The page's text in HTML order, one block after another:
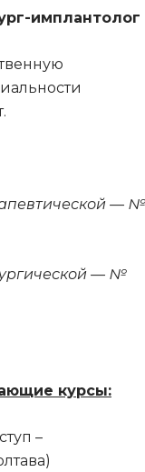
имплантолог
— №
— №
курсы:
–